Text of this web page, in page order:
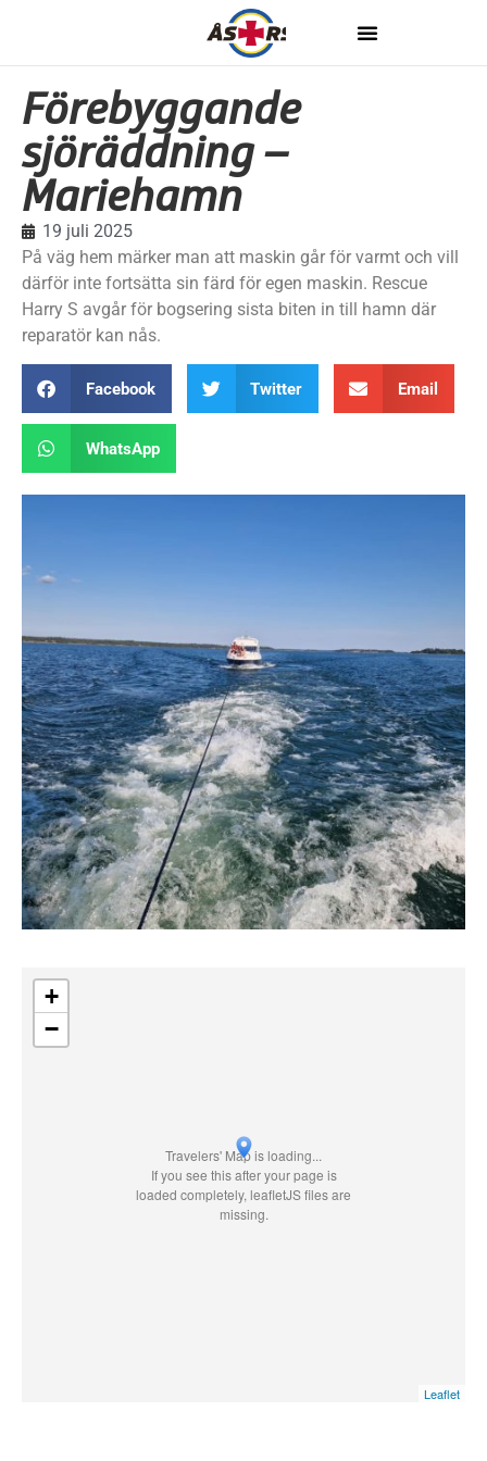
Förebyggande
sjöräddning –
Mariehamn
19 juli 2025
På väg hem märker man att maskin går för varmt och vill
därför inte fortsätta sin färd för egen maskin. Rescue
Harry S avgår för bogsering sista biten in till hamn där
reparatör kan nås.
Facebook Twitter Email
WhatsApp
Travelers' Map is loading...
If you see this after your page is
loaded completely, leafletJS files are
missing.
+
−
Leaflet